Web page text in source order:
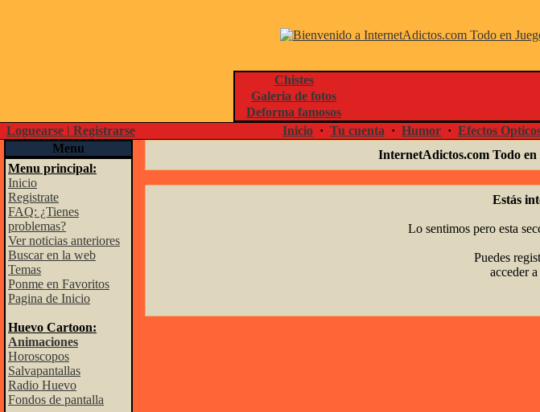
Chistes
Galeria de fotos
Deforma famosos
Loguearse | Registrarse
Inicio · Tu cuenta · Humor · Efectos
Menu
Menu principal:
Inicio
Registrate
FAQ: ¿Tienes
problemas?
Ver noticias anteriores
Buscar en la web
Temas
Ponme en Favoritos
Pagina de Inicio
Huevo Cartoon:
Animaciones
Horoscopos
Salvapantallas
Radio Huevo
Fondos de pantalla
InternetAdictos.com Todo en
Estás
Lo sentimos pero esta
Puedes
acceder